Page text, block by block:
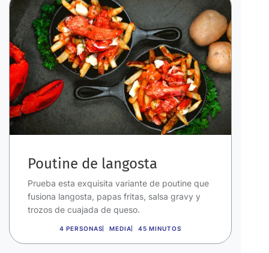
Poutine de langosta
Prueba esta exquisita variante de poutine que
fusiona langosta, papas fritas, salsa gravy y
trozos de cuajada de queso.
4 PERSONAS MEDIA 45 MINUTOS